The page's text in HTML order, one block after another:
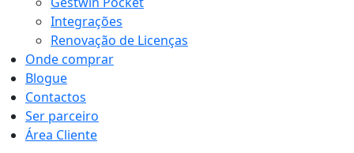
Integrações
Renovação de Licenças
Onde comprar
Blogue
Contactos
Ser parceiro
Área Cliente